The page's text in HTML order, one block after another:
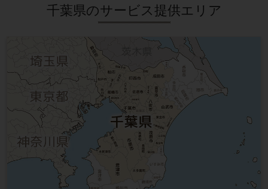
千葉県のサービス提供エリア